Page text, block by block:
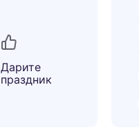
Дарите
праздник